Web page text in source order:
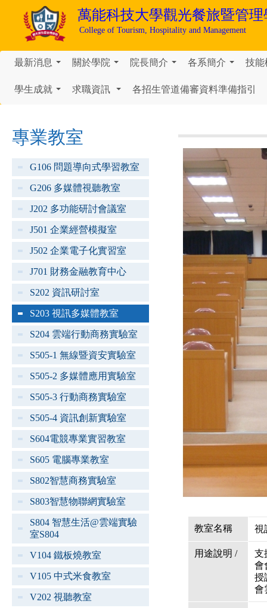
萬能科技大學觀光餐旅暨管理
College of Tourism, Hospitality and Management
最新消息 關於學院 院長簡介 各系簡介 技能
學生成就 求職資訊 各招生管道備審資料準備指引
專業教室
G106 問題導向式學習教室
G206 多媒體視聽教室
J202 多功能研討會議室
J501 企業經營模擬室
J502 企業電子化實習室
J701 財務金融教育中心
S202 資訊研討室
S203 視訊多媒體教室
S204 雲端行動商務實驗室
S505-1 無線暨資安實驗室
S505-2 多媒體應用實驗室
S505-3 行動商務實驗室
S505-4 資訊創新實驗室
S604電競專業實習教室
S605 電腦專業教室
S802智慧商務實驗室
S803智慧物聯網實驗室
S804 智慧生活@雲端實驗
室S804
V104 鐵板燒教室
V105 中式米食教室
V202 視聽教室
教室名稱 視
用途說明 /
支
會
授
會